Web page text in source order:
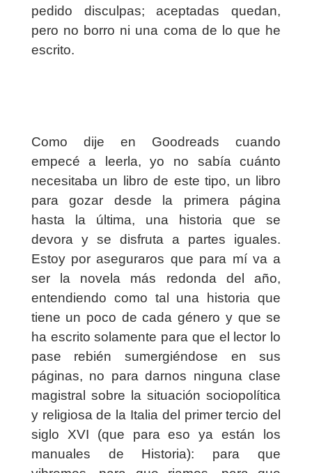
pedido disculpas; aceptadas quedan,
pero no borro ni una coma de lo que he
escrito.
Como dije en Goodreads cuando
empecé a leerla, yo no sabía cuánto
necesitaba un libro de este tipo, un libro
para gozar desde la primera página
hasta la última, una historia que se
devora y se disfruta a partes iguales.
Estoy por aseguraros que para mí va a
ser la novela más redonda del año,
entendiendo como tal una historia que
tiene un poco de cada género y que se
ha escrito solamente para que el lector lo
pase rebién sumergiéndose en sus
páginas, no para darnos ninguna clase
magistral sobre la situación sociopolítica
y religiosa de la Italia del primer tercio del
siglo XVI (que para eso ya están los
manuales de Historia): para que